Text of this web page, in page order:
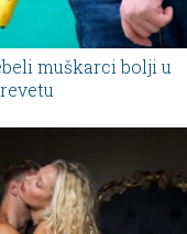
muškarci bolji u